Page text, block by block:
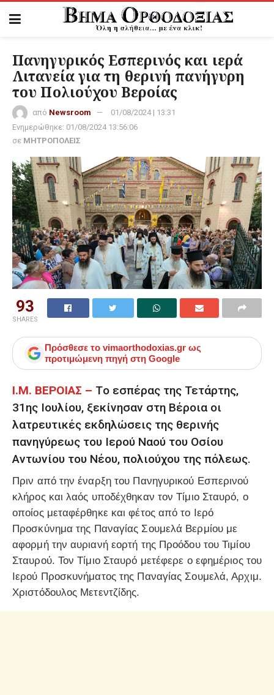
Πανηγυρικός Εσπερινός και ιερά
Λιτανεία για τη θερινή πανήγυρη
του Πολιούχου Βεροίας
από Newsroom
01/08/2024 | 13:31
Ενημερώθηκε: 01/08/2024 13:56:06
σε ΜΗΤΡΟΠΟΛΕΙΣ
93
SHARES
Πρόσθεσε το vimaorthodoxias.gr ως
προτιμώμενη πηγή στη Google
Ι.Μ. ΒΕΡΟΙΑΣ – Tο εσπέρας της Τετάρτης,
31ης Ιουλίου, ξεκίνησαν στη Βέροια οι
λατρευτικές εκδηλώσεις της θερινής
πανηγύρεως του Ιερού Ναού του Οσίου
Αντωνίου του Νέου, πολιούχου της πόλεως.
Πριν από την έναρξη του Πανηγυρικού Εσπερινού
κλήρος και λαός υποδέχθηκαν τον Τίμιο Σταυρό, ο
οποίος μεταφέρθηκε και φέτος από το Ιερό
Προσκύνημα της Παναγίας Σουμελά Βερμίου με
αφορμή την αυριανή εορτή της Προόδου του Τιμίου
Σταυρού. Τον Τίμιο Σταυρό μετέφερε ο εφημέριος του
Ιερού Προσκυνήματος της Παναγίας Σουμελά, Αρχιμ.
Χριστόδουλος Μετεντζίδης.